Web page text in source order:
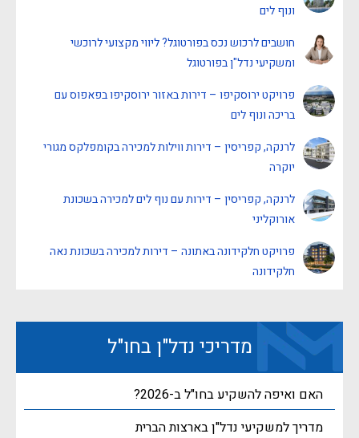
ונוף לים
חושבים לרכוש נכס בפורטוגל? ליווי מקצועי לרוכשי
ומשקיעי נדל"ן בפורטוגל
פרויקט ירוסקיפו – דירות באזור ירוסקיפו בפאפוס עם
בריכה ונוף לים
לרנקה, קפריסין – דירות ווילות למכירה בקומפלקס מגורי
יוקרה
לרנקה, קפריסין – דירות עם נוף לים למכירה בשכונת
אורוקליני
פרויקט חלקידונה באתונה – דירות למכירה בשכונת נאה
חלקידונה
מדריכי נדל"ן בחו"ל
האם ואיפה להשקיע בחו"ל ב-2026?
מדריך למשקיעי נדל"ן בארצות הברית